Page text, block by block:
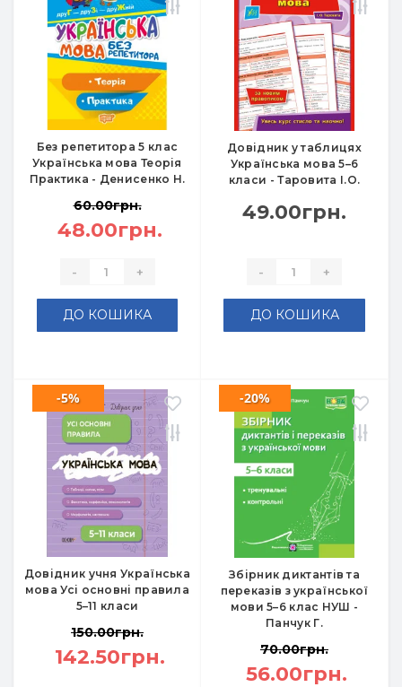
Без репетитора 5 клас
Українська мова Теорія
Практика - Денисенко Н.
60.00грн.
48.00грн.
- +
ДО КОШИКА
Довідник у таблицях
Українська мова 5–6
класи - Таровита І.О.
49.00грн.
- +
ДО КОШИКА
Довідник учня Українська
мова Усі основні правила
5–11 класи
-5%
150.00грн.
142.50грн.
Збірник диктантів та
переказів з української
мови 5–6 клас НУШ -
Панчук Г.
-20%
70.00грн.
56.00грн.